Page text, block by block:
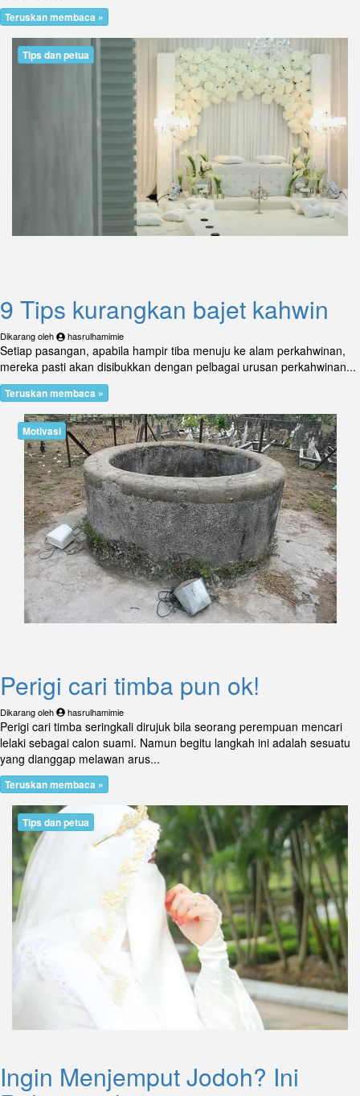
Teruskan membaca »
Tips dan petua
9 Tips kurangkan bajet kahwin
Dikarang oleh hasrulhamimie
Setiap pasangan, apabila hampir tiba menuju ke alam perkahwinan,
mereka pasti akan disibukkan dengan pelbagai urusan perkahwinan...
Teruskan membaca »
Motivasi
Perigi cari timba pun ok!
Dikarang oleh hasrulhamimie
Perigi cari timba seringkali dirujuk bila seorang perempuan mencari
lelaki sebagai calon suami. Namun begitu langkah ini adalah sesuatu
yang dianggap melawan arus...
Teruskan membaca »
Tips dan petua
Ingin Menjemput Jodoh? Ini